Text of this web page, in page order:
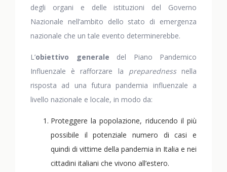
degli organi e delle istituzioni del Governo
Nazionale nell’ambito dello stato di emergenza
nazionale che un tale evento determinerebbe.
L’obiettivo generale del Piano Pandemico
Influenzale è rafforzare la preparednessnella
risposta ad una futura pandemia influenzale a
livello nazionale e locale, in modo da:
Proteggere la popolazione, riducendo il più
possibile il potenziale numero di casi e
quindi di vittime della pandemia in Italia e nei
cittadini italiani che vivono all’estero.